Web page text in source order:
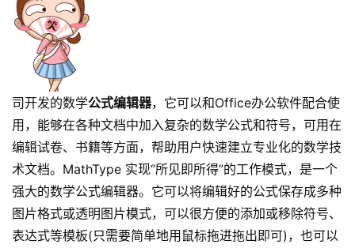
司开发的数学公式编辑器，它可以和Office办公软件配合使
用，能够在各种文档中加入复杂的数学公式和符号，可用在
编辑试卷、书籍等方面，帮助用户快速建立专业化的数学技
术文档。MathType 实现“所见即所得”的工作模式，是一个
强大的数学公式编辑器。它可以将编辑好的公式保存成多种
图片格式或透明图片模式，可以很方便的添加或移除符号、
表达式等模板(只需要简单地用鼠标拖进拖出即可)，也可以